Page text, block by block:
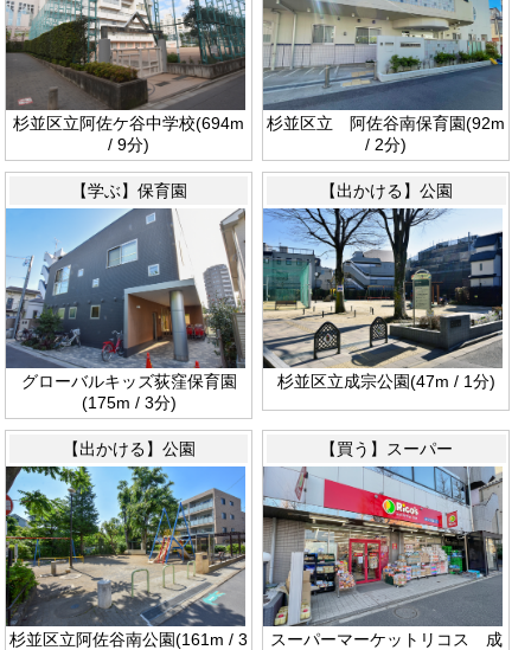
杉並区立阿佐ケ谷中学校(694m
/ 9分)
杉並区立 阿佐谷南保育園(92m
/ 2分)
【学ぶ】保育園
グローバルキッズ荻窪保育園
(175m / 3分)
【出かける】公園
杉並区立成宗公園(47m / 1分)
【出かける】公園
杉並区立阿佐谷南公園(161m / 3
【買う】スーパー
スーパーマーケットリコス 成